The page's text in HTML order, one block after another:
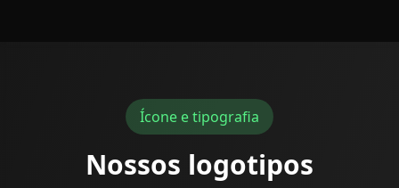
Ícone e tipografia
Nossos logotipos